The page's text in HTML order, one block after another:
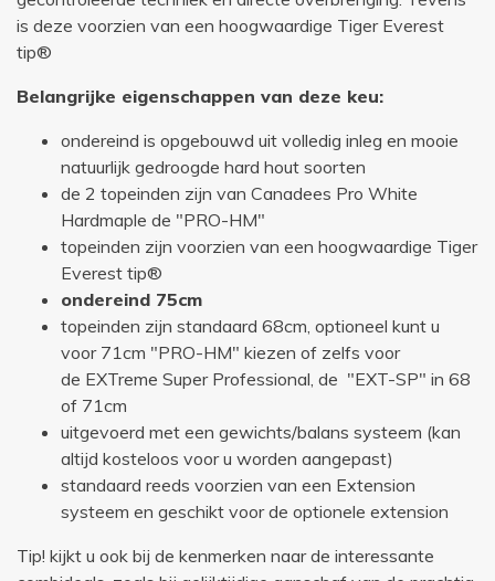
is deze voorzien van een hoogwaardige Tiger Everest
tip®
Belangrijke eigenschappen van deze keu:
ondereind is opgebouwd uit volledig inleg en mooie
natuurlijk gedroogde hard hout soorten
de 2 topeinden zijn van Canadees Pro White
Hardmaple de "PRO-HM"
topeinden zijn voorzien van een hoogwaardige Tiger
Everest tip®
ondereind 75cm
topeinden zijn standaard 68cm, optioneel kunt u
voor 71cm "PRO-HM" kiezen of zelfs voor
de EXTreme Super Professional, de "EXT-SP" in 68
of 71cm
uitgevoerd met een gewichts/balans systeem (kan
altijd kosteloos voor u worden aangepast)
standaard reeds voorzien van een Extension
systeem en geschikt voor de optionele extension
Tip! kijkt u ook bij de kenmerken naar de interessante